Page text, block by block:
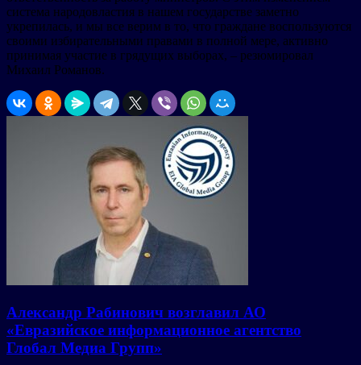
система народовластия в нашем государстве заметно
укрепилась, и мы все верим в то, что граждане воспользуются
своими избирательными правами в полной мере, активно
принимая участие в грядущих выборах, – резюмировал
Михаил Романов.
Александр Рабинович возглавил АО
«Евразийское информационное агентство
Глобал Медиа Групп»